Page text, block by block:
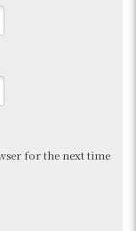
for the next time